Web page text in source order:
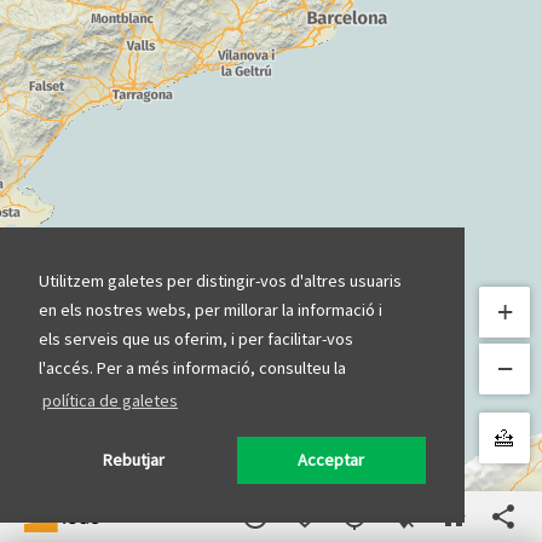
Utilitzem galetes per distingir-vos d'altres usuaris
en els nostres webs, per millorar la informació i
els serveis que us oferim, i per facilitar-vos
l'accés. Per a més informació, consulteu la
política de galetes
Rebutjar Acceptar
info_outline favorite_border my_location location_off home share
+
−